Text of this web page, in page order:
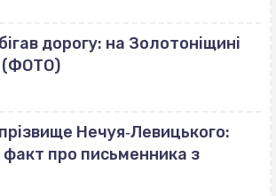
дорогу: на Золотоніщині
(ФОТО)
Нечуя‐Левицького:
про письменника з